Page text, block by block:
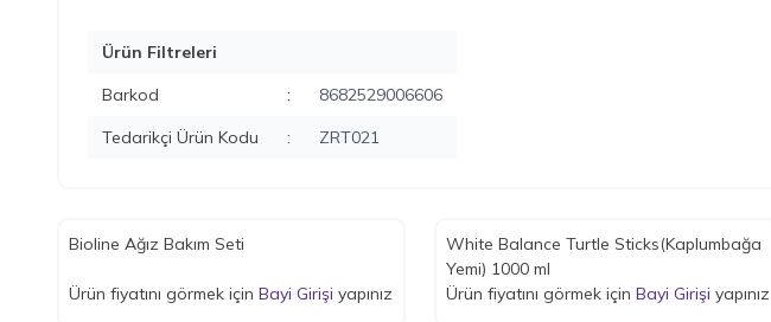
Ürün Filtreleri
Barkod
:
8682529006606
Tedarikçi Ürün Kodu
: ZRT021
Bioline Ağız Bakım Seti
Ürün fiyatını görmek için Bayi Girişi yapınız
White Balance Turtle Sticks(Kaplumbağa
Yemi) 1000 ml
Ürün fiyatını görmek için Bayi Girişi yapınız